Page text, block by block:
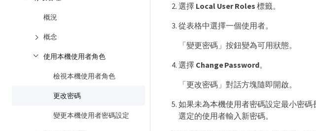
概況
概念
使用本機使用者角色
檢視本機使用者角色
更改密碼
變更本機使用者密碼設定
選擇 Local User Roles 標籤。
從表格中選擇一個使用者。
「變更密碼」按鈕變為可用狀態。
選擇 Change Password。
「更改密碼」對話方塊隨即開啟。
如果未為本機使用者密碼設定最小密
選定的使用者輸入新密碼。